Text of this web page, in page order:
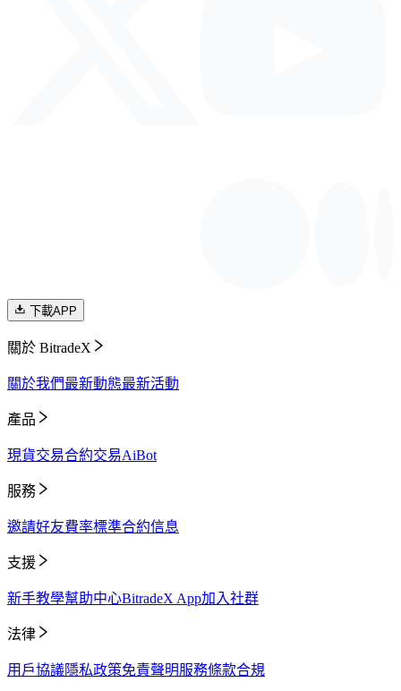
下載APP
關於 BitradeX
關於我們最新動態最新活動
產品
現貨交易合約交易AiBot
服務
邀請好友費率標準合約信息
支援
新手教學幫助中心BitradeX App加入社群
法律
用戶協議隱私政策免責聲明服務條款合規